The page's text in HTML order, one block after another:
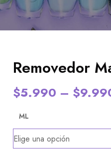
Removedor
$5.990 – $
ML